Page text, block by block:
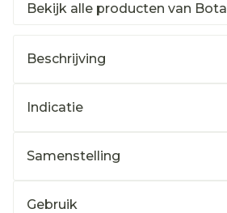
Bekijk alle producten van Bota
Beschrijving
Indicatie
Samenstelling
Gebruik